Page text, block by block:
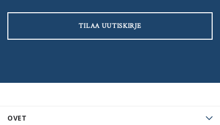
OVET
TILAA UUTISKIRJE